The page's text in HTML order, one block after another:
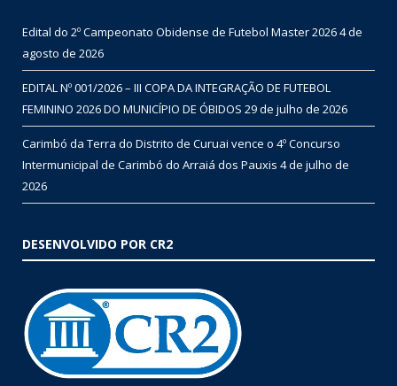
Edital do 2º Campeonato Obidense de Futebol Master 20264 de
agosto de 2026
EDITAL Nº 001/2026 – III COPA DA INTEGRAÇÃO DE FUTEBOL
FEMININO 2026 DO MUNICÍPIO DE ÓBIDOS 29 de julho de 2026
Carimbó da Terra do Distrito de Curuai vence o 4º Concurso
Intermunicipal de Carimbó do Arraiá dos Pauxis 4 de julho de
2026
DESENVOLVIDO POR CR2